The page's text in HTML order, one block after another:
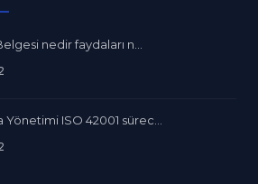
nedir faydaları n...
ISO 42001 sürec...